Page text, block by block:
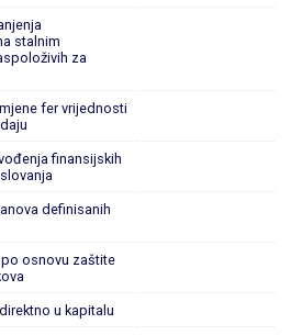
stalnim
za
fer vrijednosti
finansijskih
definisanih
osnovu zaštite
u kapitalu